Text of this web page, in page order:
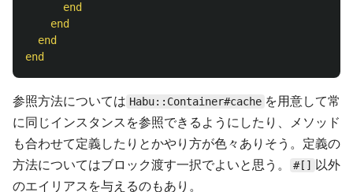
end
end
end
end
参照方法については Habu::Container#cache を用意して常
に同じインスタンスを参照できるようにしたり、メソッド
も合わせて定義したりとかやり方が色々ありそう。定義の
方法についてはブロック渡す一択でよいと思う。
#[] 以外
のエイリアスを与えるのもあり。